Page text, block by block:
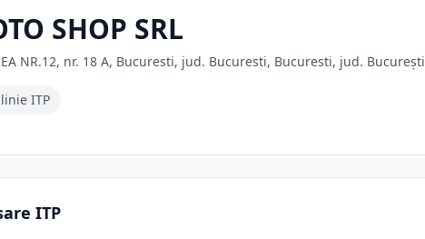
SHOP SRL
NR.12, nr. 18 A, Bucuresti, jud. Bucuresti, Bucuresti, jud. București
ITP
ITP